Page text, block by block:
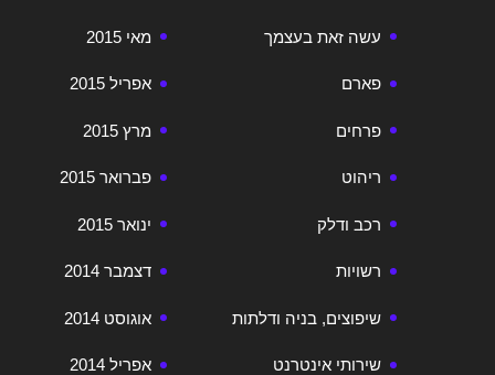
מאי 2015
אפריל 2015
מרץ 2015
פברואר 2015
ינואר 2015
דצמבר 2014
אוגוסט 2014
אפריל 2014
עשה זאת בעצמך
פארם
פרחים
ריהוט
רכב ודלק
רשויות
שיפוצים, בניה ודלתות
שירותי אינטרנט